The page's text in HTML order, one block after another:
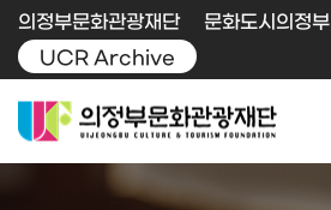
의정부문화관광재단
문화도시의정부
UCR Archive